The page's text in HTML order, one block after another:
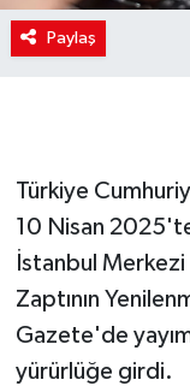
Paylaş
Türkiye
10 Nisan
İstanbul Merkezi
Zaptının
Gazete'de
yürürlüğe girdi.